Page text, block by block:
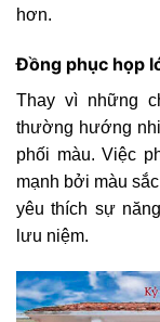
hơn.
Đồng phục họp
Thay vì những
thường hướng
phối màu. Việc
mạnh bởi màu
yêu thích sự
lưu niệm.